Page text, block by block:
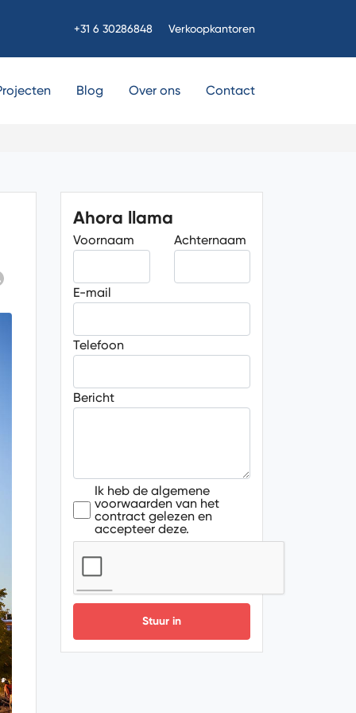
+31 6 30286848 Verkoopkantoren
Blog Over ons Contact
Ahora llama
Voornaam Achternaam
E-mail
Telefoon
Bericht
Ik heb de algemene
voorwaarden van het
contract gelezen en
accepteer deze.
Stuur in